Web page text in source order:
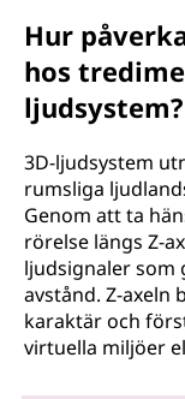
Hur
hos
ljudsystem?
3D-ljudsystem
rumsliga
Genom att ta
rörelse längs Z-
ljudsignaler som
avstånd. Z-axeln
karaktär och
virtuella miljöer